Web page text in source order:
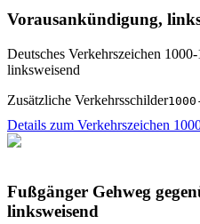
Vorausankündigung,
Deutsches Verkehrszeichen
linksweisend
Zusätzliche Verkehrsschilder
Details zum Verkehrszeichen
Fußgänger Gehweg
linksweisend